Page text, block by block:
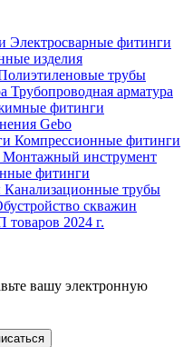
Электросварные фитинги
изделия
трубы
Трубопроводная арматура
фитинги
Gebo
Компрессионные фитинги
Монтажный инструмент
фитинги
Канализационные трубы
скважин
2024 г.
вашу электронную